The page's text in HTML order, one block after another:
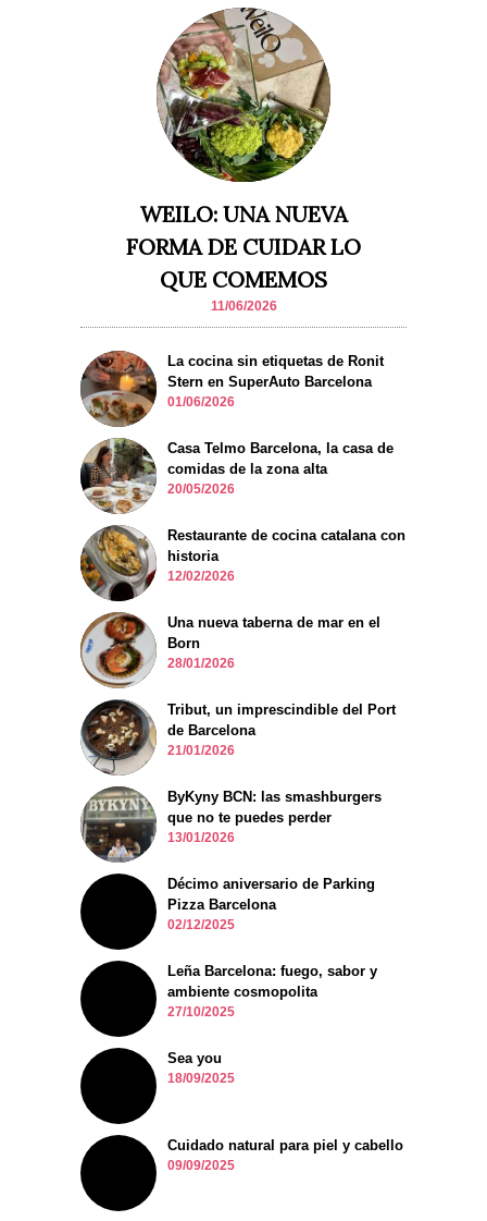
WEILO: UNA NUEVA
FORMA DE CUIDAR LO
QUE COMEMOS
11/06/2026
La cocina sin etiquetas de Ronit
Stern en SuperAuto Barcelona
01/06/2026
Casa Telmo Barcelona, la casa de
comidas de la zona alta
20/05/2026
Restaurante de cocina catalana con
historia
12/02/2026
Una nueva taberna de mar en el
Born
28/01/2026
Tribut, un imprescindible del Port
de Barcelona
21/01/2026
ByKyny BCN: las smashburgers
que no te puedes perder
13/01/2026
Décimo aniversario de Parking
Pizza Barcelona
02/12/2025
Leña Barcelona: fuego, sabor y
ambiente cosmopolita
27/10/2025
Sea you
18/09/2025
Cuidado natural para piel y cabello
09/09/2025